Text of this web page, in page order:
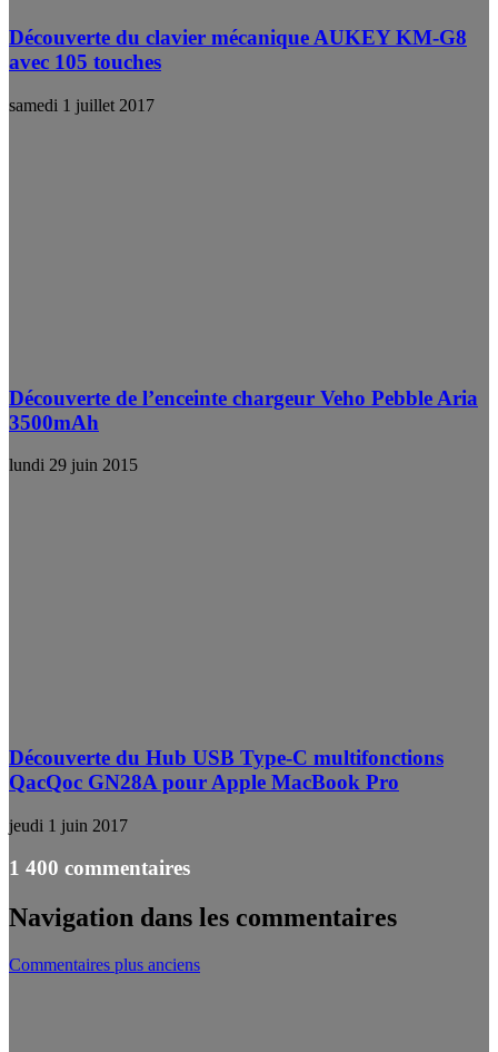
Découverte du clavier mécanique AUKEY KM-G8
avec 105 touches
samedi 1 juillet 2017
Découverte de l’enceinte chargeur Veho Pebble Aria
3500mAh
lundi 29 juin 2015
Découverte du Hub USB Type-C multifonctions
QacQoc GN28A pour Apple MacBook Pro
jeudi 1 juin 2017
1 400 commentaires
Navigation dans les commentaires
Commentaires plus anciens